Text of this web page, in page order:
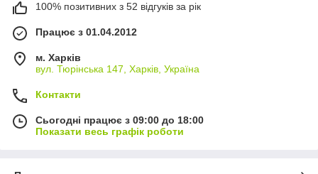
100% позитивних з 52 відгуків за рік
Працює з 01.04.2012
м. Харків
вул. Тюрінська 147, Харків, Україна
Контакти
Сьогодні працює з 09:00 до 18:00
Показати весь графік роботи